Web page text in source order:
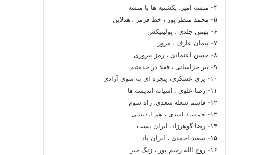
۴- منشه امیر، یکشنبه ها با منشه
۵- محمد منظر پور ، خط قرمز ، هدلاین
۶- بهمن جلدی ، پولیتیکس
۷- پیمان عارف ، مرور
۸- حسن اعتمادی ، رمز پیروزی
۹- پیر خراسانی ، فعلا در خدمتیم
۱۰- پری عسگری، پنجره ای به سوی آزادی
۱۱- رضا علوی ، آشیانه اندیشه ها
۱۲- قاسم شعله سعدی، راه سوم
۱۳- جمشید اسدی ، هم اندیشی
۱۴- رضا گوهرزاد، ایران پست
۱۵- سعید احمدی ، ایران پاد
۱۶- روح الله رحیم پور ، زنگ خبر